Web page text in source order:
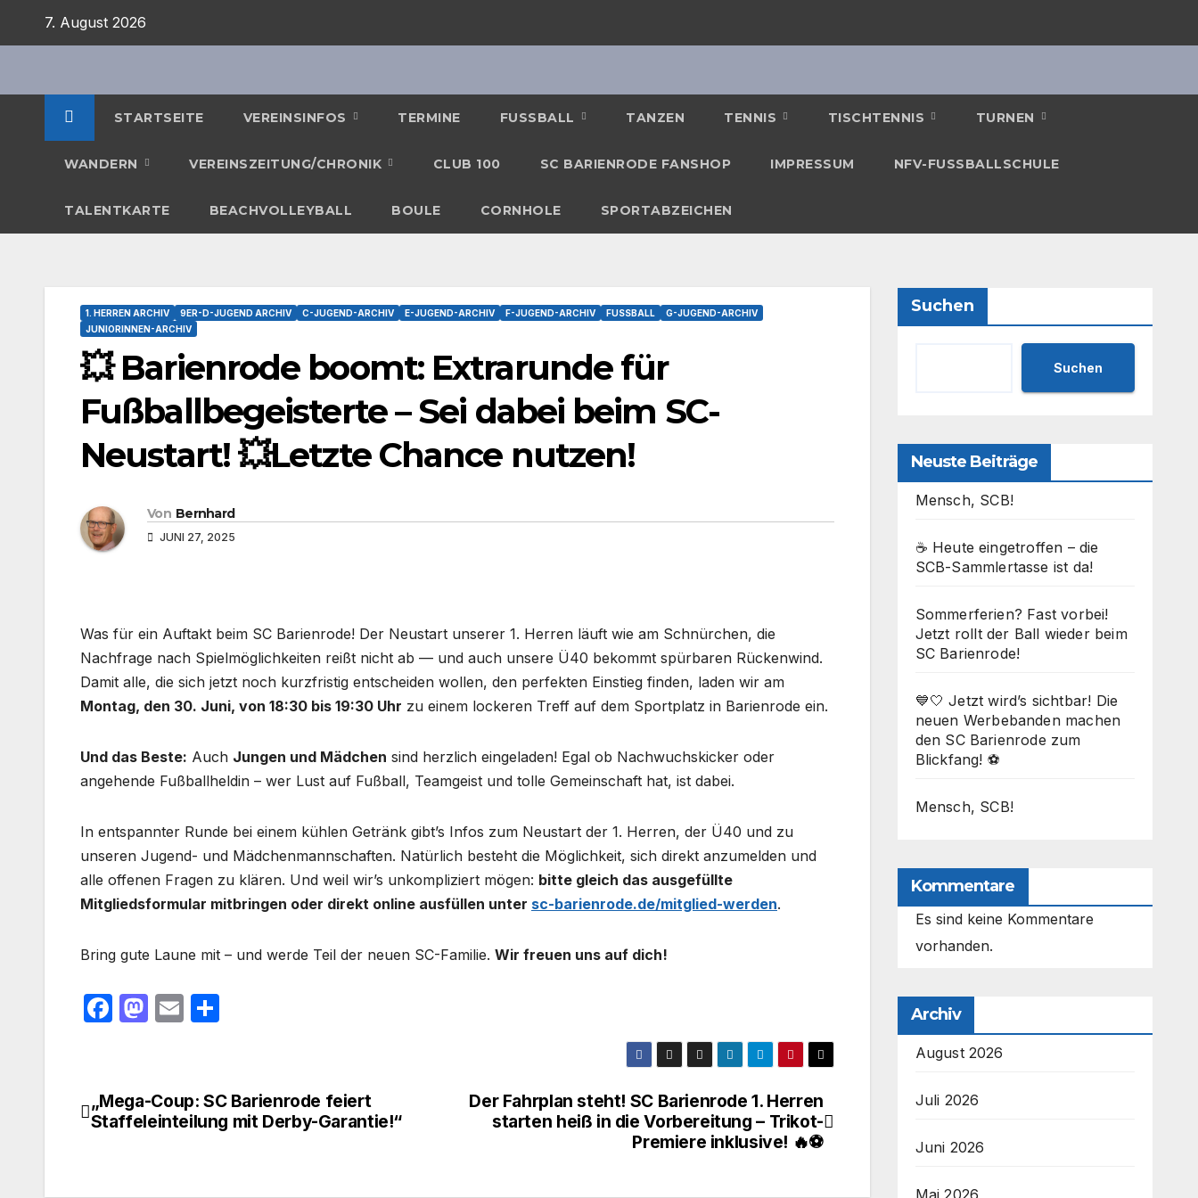
7. August 2026
STARTSEITE VEREINSINFOS TERMINE FUSSBALL TANZEN TENNIS TISCHTENNIS TURNEN
WANDERN VEREINSZEITUNG/CHRONIK CLUB 100 SC BARIENRODE FANSHOP IMPRESSUM NFV-FUSSBALLSCHULE
TALENTKARTE BEACHVOLLEYBALL BOULE CORNHOLE SPORTABZEICHEN
1. HERREN ARCHIV 9ER-D-JUGEND ARCHIV C-JUGEND-ARCHIV E-JUGEND-ARCHIV F-JUGEND-ARCHIV FUSSBALL
G-JUGEND-ARCHIV
JUNIORINNEN-ARCHIV
💥 Barienrode boomt: Extrarunde für
Fußballbegeisterte – Sei dabei beim SC-
Neustart! 💥Letzte Chance nutzen!
Von Bernhard
JUNI 27, 2025
Was für ein Auftakt beim SC Barienrode! Der Neustart unserer 1. Herren läuft wie am Schnürchen, die
Nachfrage nach Spielmöglichkeiten reißt nicht ab — und auch unsere Ü40 bekommt spürbaren Rückenwind.
Damit alle, die sich jetzt noch kurzfristig entscheiden wollen, den perfekten Einstieg finden, laden wir am
Montag, den 30. Juni, von 18:30 bis 19:30 Uhr zu einem lockeren Treff auf dem Sportplatz in Barienrode ein.
Und das Beste: Auch Jungen und Mädchen sind herzlich eingeladen! Egal ob Nachwuchskicker oder
angehende Fußballheldin – wer Lust auf Fußball, Teamgeist und tolle Gemeinschaft hat, ist dabei.
In entspannter Runde bei einem kühlen Getränk gibt’s Infos zum Neustart der 1. Herren, der Ü40 und zu
unseren Jugend- und Mädchenmannschaften. Natürlich besteht die Möglichkeit, sich direkt anzumelden und
alle offenen Fragen zu klären. Und weil wir’s unkompliziert mögen: bitte gleich das ausgefüllte
Mitgliedsformular mitbringen oder direkt online ausfüllen unter sc-barienrode.de/mitglied-werden.
Bring gute Laune mit – und werde Teil der neuen SC-Familie. Wir freuen uns auf dich!
F
e
b
M
o
d
E
n
Beitragsnavigation
Der Fahrplan steht! SC Barienrode 1. Herren
starten heiß in die Vorbereitung – Trikot-
Premiere inklusive! 🔥⚽
„Mega-Coup: SC Barienrode feiert
Staffeleinteilung mit Derby-Garantie!“
Suchen
Suchen
Neuste Beiträge
Mensch, SCB!
☕ Heute eingetroffen – die
SCB-Sammlertasse ist da!
Sommerferien? Fast vorbei!
Jetzt rollt der Ball wieder beim
SC Barienrode!
💙🤍 Jetzt wird’s sichtbar! Die
neuen Werbebanden machen
den SC Barienrode zum
Blickfang! ⚽
Mensch, SCB!
Kommentare
Es sind keine Kommentare
vorhanden.
Archiv
August 2026
Juli 2026
Juni 2026
Mai 2026